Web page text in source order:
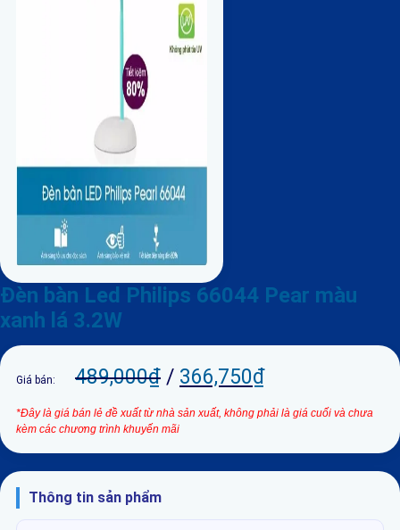
Đèn bàn Led Philips 66044 Pear màu
xanh lá 3.2W
Giá bán: 489,000₫ / 366,750₫
*Đây là giá bán lẻ đề xuất từ nhà sản xuất, không phải là giá cuối và chưa
kèm các chương trình khuyến mãi
Thông tin sản phẩm